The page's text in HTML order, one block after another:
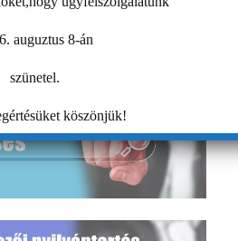
auguztus 8-án
szünetel.
köszönjük!